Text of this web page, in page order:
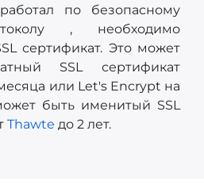
по безопасному
, необходимо
сертификат. Это может
SSL сертификат
или Let's Encrypt на
быть именитый SSL
Thawte до 2 лет.